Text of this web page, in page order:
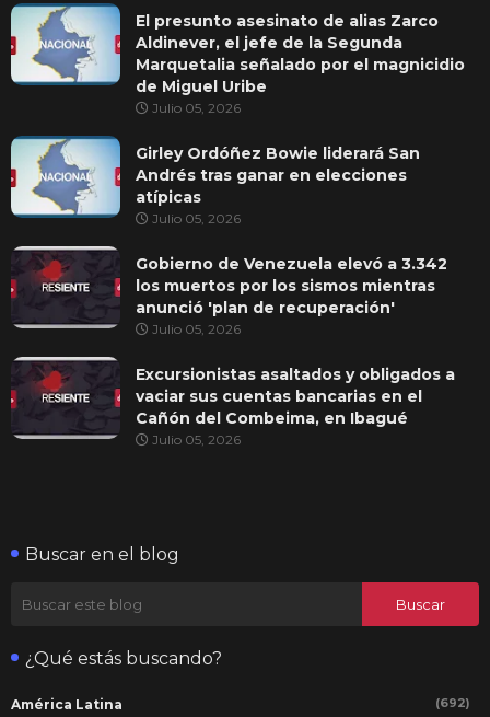
El presunto asesinato de alias Zarco
Aldinever, el jefe de la Segunda
Marquetalia señalado por el magnicidio
de Miguel Uribe
Julio 05, 2026
Girley Ordóñez Bowie liderará San
Andrés tras ganar en elecciones
atípicas
Julio 05, 2026
Gobierno de Venezuela elevó a 3.342
los muertos por los sismos mientras
anunció 'plan de recuperación'
Julio 05, 2026
Excursionistas asaltados y obligados a
vaciar sus cuentas bancarias en el
Cañón del Combeima, en Ibagué
Julio 05, 2026
Buscar en el blog
¿Qué estás buscando?
América Latina (692)